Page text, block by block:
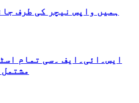
ہمیں واپس نیچر کی طرف
ایس۔ائی۔ایف ۔سی تمام